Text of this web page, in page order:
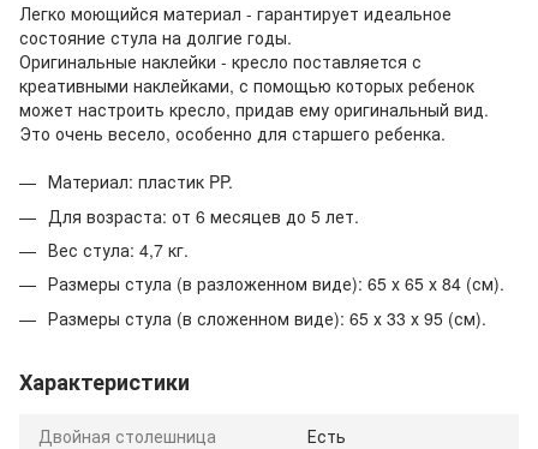
Легко моющийся материал - гарантирует идеальное
состояние стула на долгие годы.
Оригинальные наклейки - кресло поставляется с
креативными наклейками, с помощью которых ребенок
может настроить кресло, придав ему оригинальный вид.
Это очень весело, особенно для старшего ребенка.
Материал: пластик PP.
Для возраста: от 6 месяцев до 5 лет.
Вес стула: 4,7 кг.
Размеры стула (в разложенном виде): 65 х 65 х 84 (см).
Размеры стула (в сложенном виде): 65 х 33 х 95 (см).
Характеристики
Двойная столешница
Есть